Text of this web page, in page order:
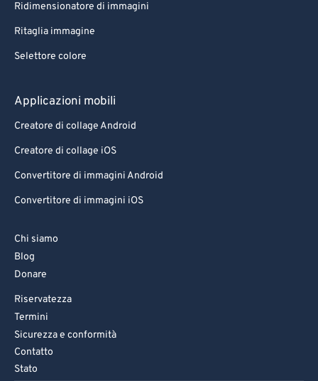
Ridimensionatore di immagini
Ritaglia immagine
Selettore colore
Applicazioni mobili
Creatore di collage Android
Creatore di collage iOS
Convertitore di immagini Android
Convertitore di immagini iOS
Chi siamo
Blog
Donare
Riservatezza
Termini
Sicurezza e conformità
Contatto
Stato